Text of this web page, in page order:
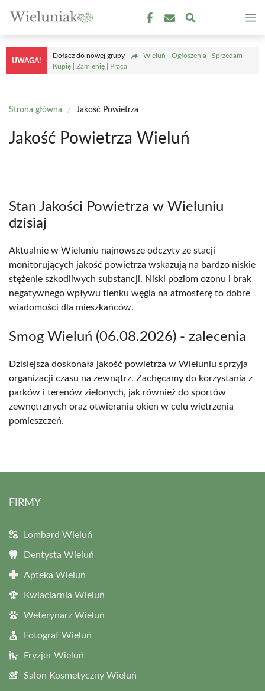
treści
UWAGA!
Dołącz do nowej grupy
Wieluń - Ogłoszenia | Sprzedam |
Kupię | Zamienię | Praca
Strona główna / Jakość Powietrza
Jakość Powietrza Wieluń
Stan Jakości Powietrza w Wieluniu
dzisiaj
Aktualnie w Wieluniu najnowsze odczyty ze stacji
monitorujących jakość powietrza wskazują na bardzo niskie
stężenie szkodliwych substancji. Niski poziom ozonu i brak
negatywnego wpływu tlenku węgla na atmosferę to dobre
wiadomości dla mieszkańców.
Smog Wieluń (06.08.2026) - zalecenia
Dzisiejsza doskonała jakość powietrza w Wieluniu sprzyja
organizacji czasu na zewnątrz. Zachęcamy do korzystania z
parków i terenów zielonych, jak również do sportów
zewnętrznych oraz otwierania okien w celu wietrzenia
pomieszczeń.
FIRMY
Lombard Wieluń
Dentysta Wieluń
Apteka Wieluń
Kwiaciarnia Wieluń
Weterynarz Wieluń
Fotograf Wieluń
Fryzjer Wieluń
Salon Kosmetyczny Wieluń